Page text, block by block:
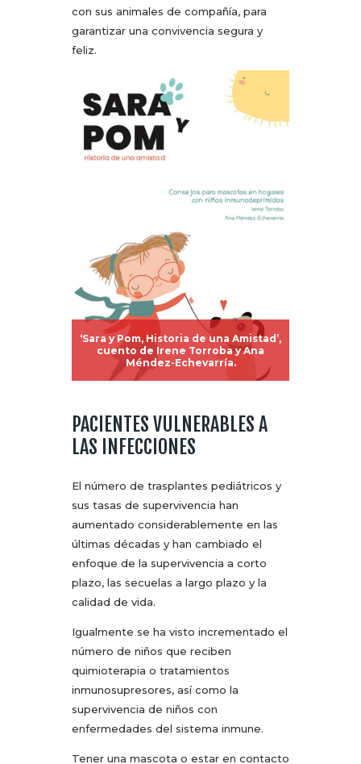
con sus animales de compañía, para
garantizar una convivencia segura y
feliz.
‘Sara y Pom, Historia de una Amistad’,
cuento de Irene Torroba y Ana
Méndez-Echevarría.
PACIENTES VULNERABLES A
LAS INFECCIONES
El número de trasplantes pediátricos y
sus tasas de supervivencia han
aumentado considerablemente en las
últimas décadas y han cambiado el
enfoque de la supervivencia a corto
plazo, las secuelas a largo plazo y la
calidad de vida.
Igualmente se ha visto incrementado el
número de niños que reciben
quimioterapia o tratamientos
inmunosupresores, así como la
supervivencia de niños con
enfermedades del sistema inmune.
Tener una mascota o estar en contacto